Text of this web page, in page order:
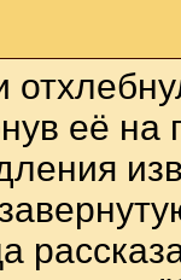
её на